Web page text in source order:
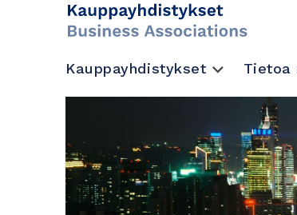
Kauppayhdistykset Tietoa